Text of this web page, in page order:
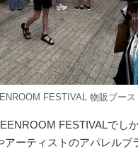
FESTIVAL 物販ブース
FESTIVALでし
アーティストのアパレルブ